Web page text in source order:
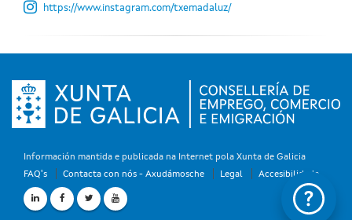
https://www.instagram.com/txemadaluz/
Información mantida e publicada na Internet pola Xunta de Galicia
FAQ's
Contacta con nós - Axudámosche Legal Accesibilidade